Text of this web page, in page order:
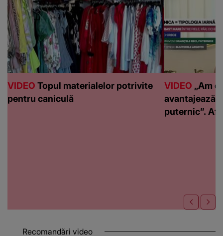
VIDEO Topul materialelor potrivite
pentru caniculă
VIDEO „Am
avantajează
puternic”.
Recomandări video